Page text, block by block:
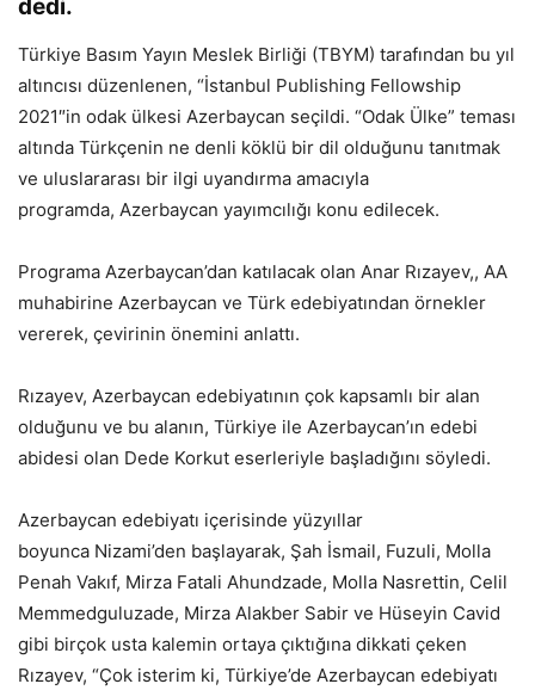
dedi.
Türkiye Basım Yayın Meslek Birliği (TBYM) tarafından bu yıl
altıncısı düzenlenen, “İstanbul Publishing Fellowship
2021″in odak ülkesi Azerbaycan seçildi. “Odak Ülke” teması
altında Türkçenin ne denli köklü bir dil olduğunu tanıtmak
ve uluslararası bir ilgi uyandırma amacıyla
programda, Azerbaycan yayımcılığı konu edilecek.
Programa Azerbaycan’dan katılacak olan Anar Rızayev,, AA
muhabirine Azerbaycan ve Türk edebiyatından örnekler
vererek, çevirinin önemini anlattı.
Rızayev, Azerbaycan edebiyatının çok kapsamlı bir alan
olduğunu ve bu alanın, Türkiye ile Azerbaycan’ın edebi
abidesi olan Dede Korkut eserleriyle başladığını söyledi.
Azerbaycan edebiyatı içerisinde yüzyıllar
boyunca Nizami’den başlayarak, Şah İsmail, Fuzuli, Molla
Penah Vakıf, Mirza Fatali Ahundzade, Molla Nasrettin, Celil
Memmedguluzade, Mirza Alakber Sabir ve Hüseyin Cavid
gibi birçok usta kalemin ortaya çıktığına dikkati çeken
Rızayev, “Çok isterim ki, Türkiye’de Azerbaycan edebiyatı